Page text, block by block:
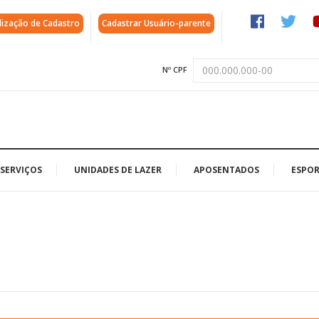
de Cadastro Cadastrar Usuário-parente
Nº CPF
SERVIÇOS UNIDADES DE LAZER APOSENTADOS